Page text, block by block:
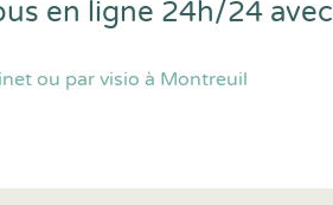
en ligne 24h/24 avec
ou par visio à Montreuil